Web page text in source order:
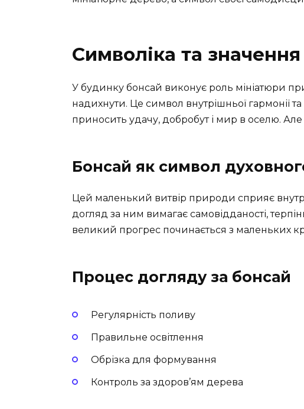
Символіка та
У будинку бонсай виконує роль мініатюри
надихнути. Це символ внутрішньої гармонії
приносить удачу, добробут і мир в оселю.
Бонсай як символ
Цей маленький витвір природи сприяє
догляд за ним вимагає самовідданості,
великий прогрес починається з маленьких
Процес догляду за бонсай
Регулярність поливу
Правильне освітлення
Обрізка для формування
Контроль за здоров’ям дерева